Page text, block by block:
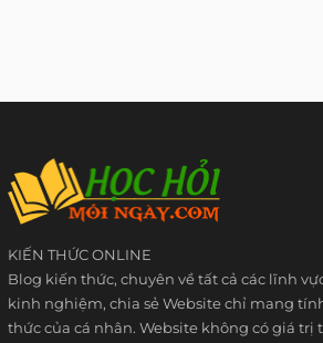
KIẾN THỨC ONLINE
Blog kiến thức, chuyên về tất cả các lĩnh
kinh nghiệm, chia sẻ Website chỉ mang
thức của cá nhân. Website không có giá trị